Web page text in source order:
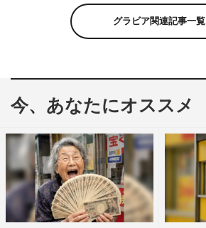
グラビア関連記事一覧
今、あなたにオススメ